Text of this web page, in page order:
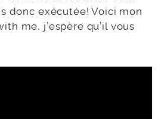
donc exécutée! Voici mon
me, j’espère qu’il vous